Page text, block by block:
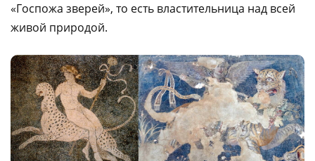
«Госпожа зверей», то есть властительница над всей
живой природой.